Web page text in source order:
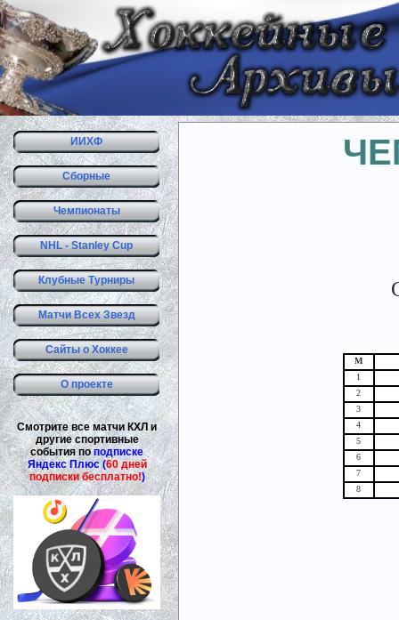
ИИХФ
Сборные
Чемпионаты
NHL - Stanley Cup
Клубные Турниры
Матчи Всех Звезд
Сайты о Хоккее
О проекте
Смотрите все матчи КХЛ и
другие спортивные
события поподписке
Яндекс Плюс (60 дней
подписки бесплатно!)
М
1
2
3
4
5
6
7
8